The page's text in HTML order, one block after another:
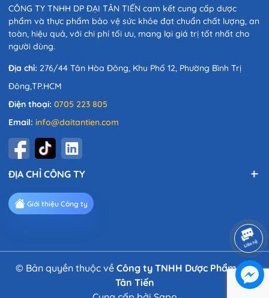
CÔNG TY TNHH DP ĐẠI TÂN TIẾN cam kết cung cấp dược
phẩm và thực phẩm bảo vệ sức khỏe đạt chuẩn chất lượng, an
toàn, hiệu quả, với chi phí tối ưu, mang lại giá trị tốt nhất cho
người dùng.
Địa chỉ: 276/44 Tân Hòa Đông, Khu Phố 12, Phường Bình Trị
Đông,TP.HCM
Điện thoại: 0705 223 805
Email: info@daitantien.com
ĐỊA CHỈ CÔNG TY
Giới thiệu Công ty
© Bản quyền thuộc về Công ty TNHH Dược Phẩm Đại
Tân Tiến